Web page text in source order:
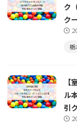
ク
ク
栃
ル
引